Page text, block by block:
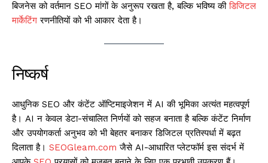
बिजनेस को वर्तमान SEO मांगों के अनुरूप रखता है, बल्कि भविष्य कीडिजिटल
मार्केटिंग रणनीतियों को भी आकार देता है।
निष्कर्ष
आधुनिक SEO और कंटेंट ऑप्टिमाइजेशन में AI की भूमिका अत्यंत महत्वपूर्ण
है। AI न केवल डेटा-संचालित निर्णयों को सहज बनाता है बल्कि कंटेंट निर्माण
और उपयोगकर्ता अनुभव को भी बेहतर बनाकर डिजिटल प्रतिस्पर्धा में बढ़त
दिलाता है। SEOGleam.com जैसे AI-आधारित प्लेटफॉर्म इस संदर्भ में